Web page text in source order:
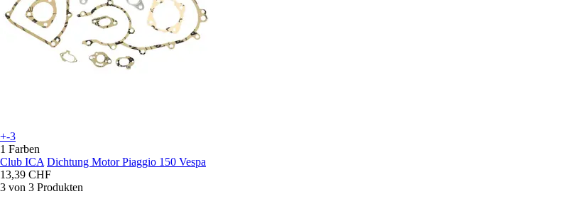
+-3
1 Farben
Club ICA Dichtung Motor Piaggio 150 Vespa
13,39 CHF
3 von 3 Produkten